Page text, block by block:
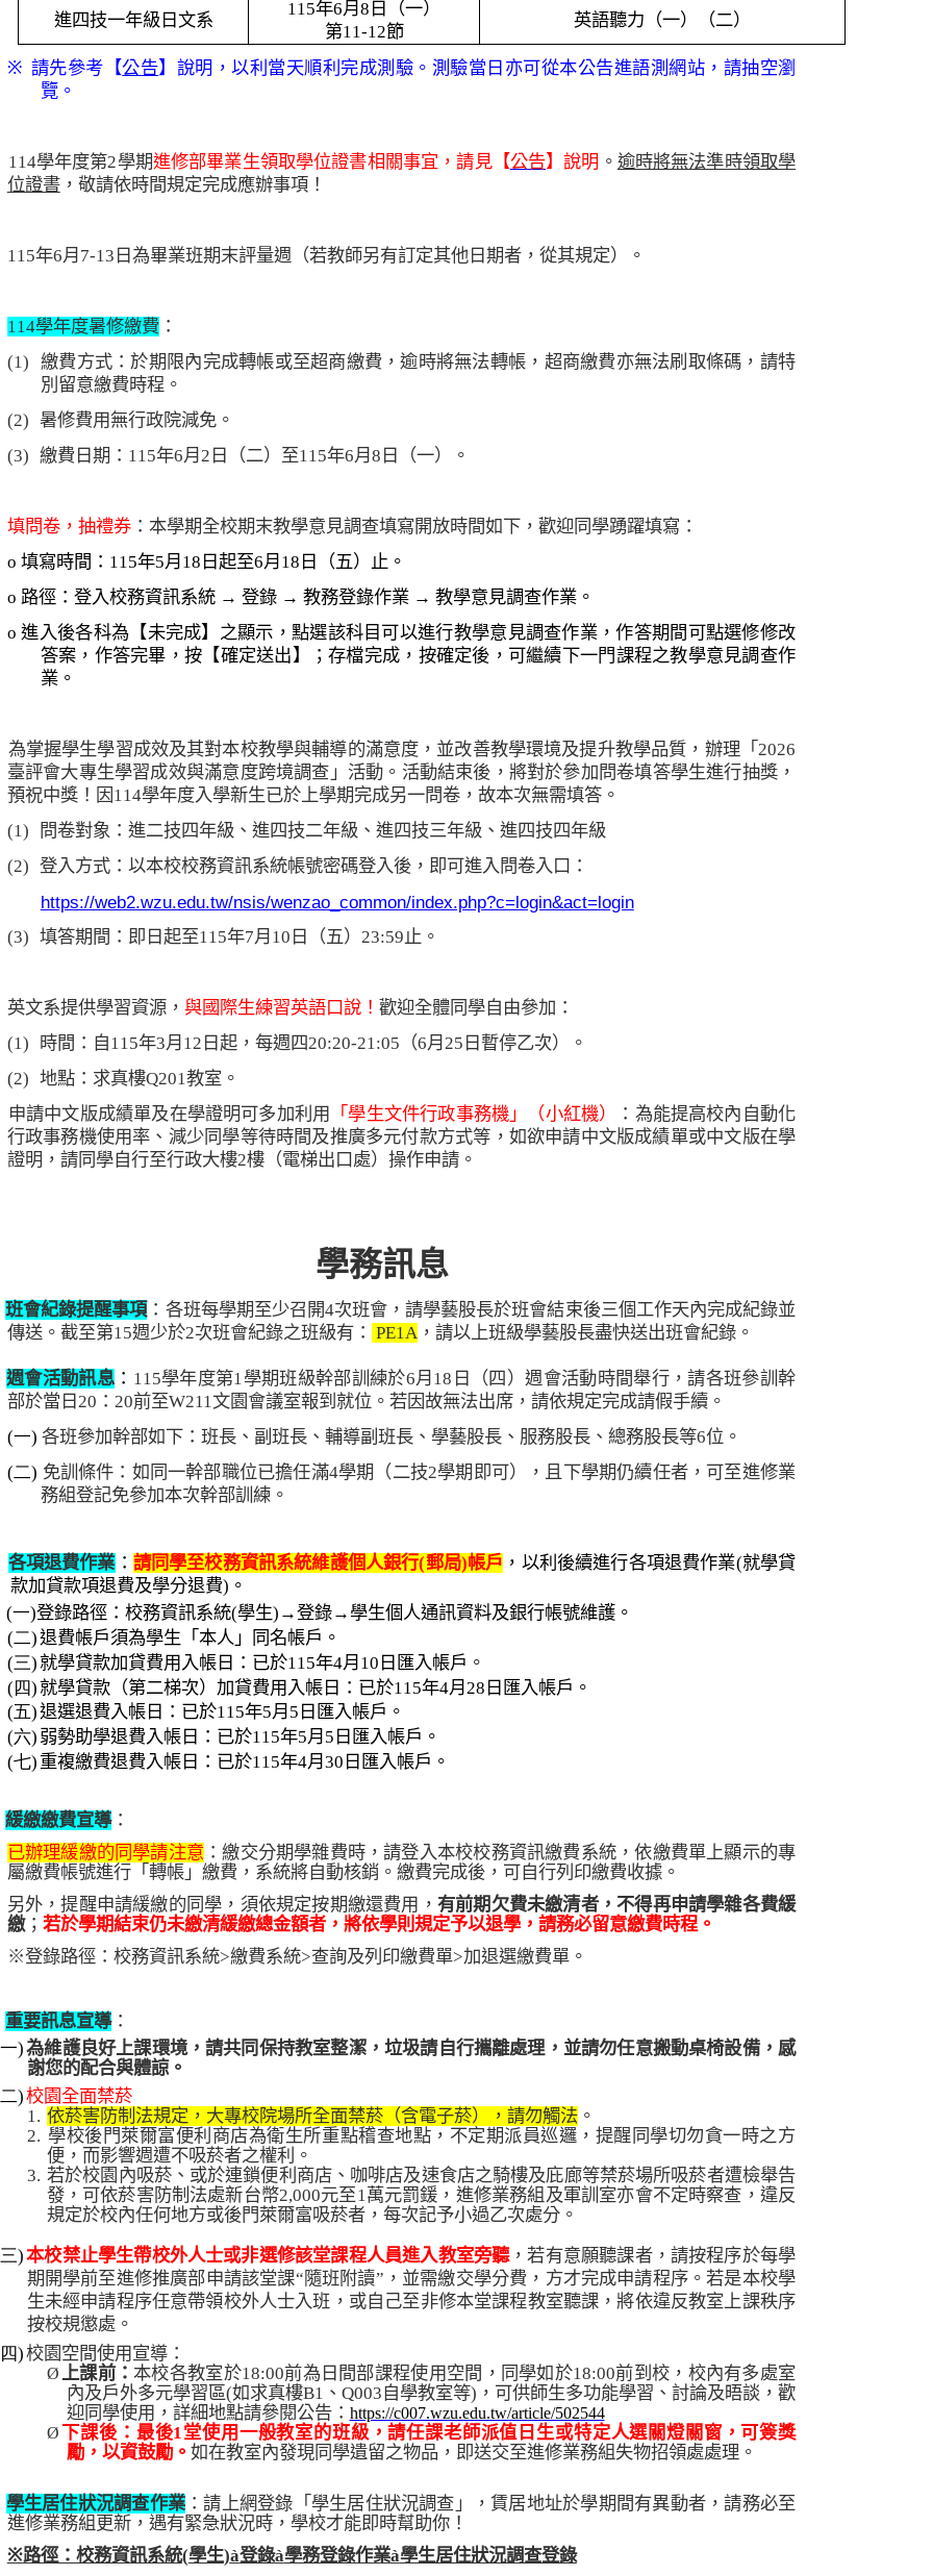
進四技一年級日文系
115年6月 8 日（一）
第11-12節
英語聽力（一）（二）
※ 請先參考【公告】說明，以利當天順利完成測驗。測驗當日亦可從本公告進語測網站，請抽空瀏
覽。
114學年度第2學期進修部畢業生領取學位證書相關事宜，請見【公告】說明 。 逾時將無法準時領取學
位證書，敬請依時間規定完成應辦事項！
115年6月 7-13 日為畢業班期末評量週（若教師另有訂定其他日期者，從其規定）。
114學年度暑修繳費 ：
(1)
繳費方式：於期限內完成轉帳或至超商繳費，逾時將無法轉帳，超商繳費亦無法刷取條碼，請特
別留意繳費時程。
(2)
暑修費用無行政院減免。
(3) 繳費日期： 115年6月 2 日（二）至115年6月 8 日（一）。
填問卷，抽禮券 ：本學期全校期末教學意見調查填寫開放時間如下，歡迎同學踴躍填寫：
o 填寫時間： 115年5月 18 日起至6月 18 日（五）止。
o 路徑：登入校務資訊系統→ 登錄→ 教務登錄作業→ 教學意見調查作業。
o 進入後各科為【未完成】之顯示，點選該科目可以進行教學意見調查作業，作答期間可點選修修改
答案，作答完畢，按【確定送出】；存檔完成，按確定後，可繼續下一門課程之教學意見調查作
業。
為掌握學生學習成效及其對本校教學與輔導的滿意度，並改善教學環境及提升教學品質，辦理「2026
臺評會大專生學習成效與滿意度跨境調查」活動。 活動結束後，將對於參加問卷填答學生進行抽獎，
預祝中獎！因 114學年度入學新生已於上學期完成另一問卷，故本次無需填答。
(1)
問卷對象：進二技四年級、進四技二年級、進四技三年級、進四技四年級
(2) 登入方式：以本校校務資訊系統帳號密碼登入後，即可進入問卷入口：
https://web2.wzu.edu.tw/nsis/wenzao_common/index.php?c=login&act=login
(3) 填答期間：即日起至115年7月 10 日（五） 23:59止。
英文系提供學習資源， 與國際生練習英語口說！ 歡迎全體同學自由參加：
(1)
時間：自 115年3月 12 日起，每週四20:20-21:05 （6月 25 日暫停乙次）。
(2) 地點：求真樓Q201教室。
申請中文版成績單及在學證明可多加利用 「學生文件行政事務機」（小紅機）
：為能提高校內自動化
行政事務機使用率、減少同學等待時間及推廣多元付款方式等，如欲申請中文版成績單或中文版在學
證明，請同學自行至行政大樓2樓（電梯出口處）操作申請。
學務訊息
班會紀錄提醒事項 ：各班每學期至少召開4次班會，請學藝股長於班會結束後三個工作天內完成紀錄並
傳送。截至第15週少於2次班會紀錄之班級有： PE1A，請以上班級學藝股長盡快送出班會紀錄。
週會活動訊息 ： 115學年度第1學期班級幹部訓練於6月 18 日（四）週會活動時間舉行，請各班參訓幹
部於當日 20 ： 20前至W211文園會議室報到就位。若因故無法出席，請依規定完成請假手續。
(一) 各班參加幹部如下：班長、副班長、輔導副班長、學藝股長、服務股長、總務股長等6位。
(二) 免訓條件：如同一幹部職位已擔任滿4學期（二技2學期即可），且下學期仍續任者，可至進修業
務組登記免參加本次幹部訓練。
各項退費作業 ： 請同學至校務資訊系統維護個人銀行(郵局)帳戶 ，以利後續進行各項退費作業(就學貸
款加貸款項退費及學分退費) 。
(一)登錄路徑：校務資訊系統(學生)→登錄→ 學生個人通訊資料及銀行帳號維護。
(二)退費帳戶須為學生「本人」同名帳戶。
(三) 就學貸款加貸費用入帳日：已於115年4月 10 日匯入帳戶 。
(四) 就學貸款（第二梯次）加貸費用入帳日：已於115年4月 28 日匯入帳戶。
(五)退選退費入帳日：已於115年5月 5 日匯入帳戶。
(六) 弱勢助學退費入帳日：已於115年5月 5 日匯入帳戶。
(七) 重複繳費退費入帳日：已於115年4月 30 日匯入帳戶。
緩繳繳費宣導：
已辦理緩繳的同學請注意 ：繳交分期學雜費時，請登入本校校務資訊繳費系統，依繳費單上顯示的專
屬繳費帳號進行「轉帳」繳費，系統將自動核銷。繳費完成後，可自行列印繳費收據。
另外，提醒申請緩繳的同學，須依規定按期繳還費用， 有前期欠費未繳清者，不得再申請學雜各費緩
繳； 若於學期結束仍未繳清緩繳總金額者，將依學則規定予以退學，請務必留意繳費時程。
※登錄路徑：校務資訊系統>繳費系統>查詢及列印繳費單>加退選繳費單。
重要訊息宣導：
)為維護良好上課環境，請共同保持教室整潔，垃圾請自行攜離處理，並請勿任意搬動桌椅設備，感
謝您的配合與體諒。
)校園全面禁菸
1. 依菸害防制法規定，大專校院場所全面禁菸（含電子菸），請勿觸法。
2. 學校後門萊爾富便利商店為衛生所重點稽查地點，不定期派員巡邏，提醒同學切勿貪一時之方
便，而影響週遭不吸菸者之權利。
3. 若於校園內吸菸、或於連鎖便利商店、咖啡店及速食店之騎樓及庇廊等禁菸場所吸菸者遭檢舉告
發，可依菸害防制法處新台幣2,000元至1 萬元罰鍰，進修業務組及軍訓室亦會不定時察查，違反
規定於校內任何地方或後門萊爾富吸菸者，每次記予小過乙次處分。
)本校禁止學生帶校外人士或非選修該堂課程人員進入教室旁聽，若有意願聽課者，請按程序於每學
期開學前至進修推廣部申請該堂課“ 隨班附讀” ，並需繳交學分費，方才完成申請程序。若是本校學
生未經申請程序任意帶領校外人士入班，或自己至非修本堂課程教室聽課，將依違反教室上課秩序
按校規懲處。
)校園空間使用宣導：
Ø上課前：本校各教室於18:00前為日間部課程使用空間，同學如於18:00前到校，校內有多處室
內及戶外多元學習區(如求真樓B1 、 Q003自學教室等) ，可供師生多功能學習、討論及晤談，歡
迎同學使用，詳細地點請參閱公告： https://c007.wzu.edu.tw/article/502544
Ø 下課後：最後1堂使用一般教室的班級，請任課老師派值日生或特定人選關燈關窗，可簽獎
勵，以資鼓勵。 如在教室內發現同學遺留之物品，即送交至進修業務組失物招領處處理。
學生居住狀況調查作業 ：請上網登錄「學生居住狀況調查」，賃居地址於學期間有異動者，請務必至
進修業務組更新，遇有緊急狀況時，學校才能即時幫助你！
※路徑：校務資訊系統(學生)à登錄à學務登錄作業à學生居住狀況調查登錄